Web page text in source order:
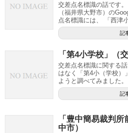
交差点名標識の話です
（福井県大野市）の
点名標識には、 「西津
記
「第4小学校」（
交差点名標識に関する
はなく「第4小（学校）
ようと調べてみました
記
「豊中簡易裁判
中市）